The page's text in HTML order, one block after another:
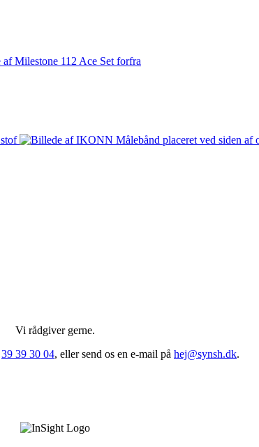
Vi rådgiver gerne.
39 39 30 04, eller send os en e-mail på hej@synsh.dk.